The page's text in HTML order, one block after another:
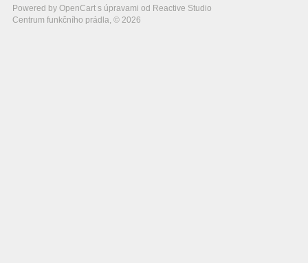
Powered by OpenCart s úpravami od Reactive Studio
Centrum funkčního prádla, © 2026